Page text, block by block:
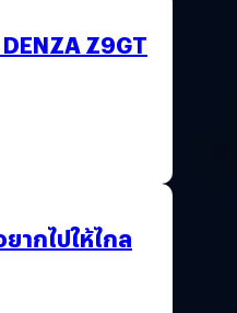
Z9GT
ากไปให้ไกล